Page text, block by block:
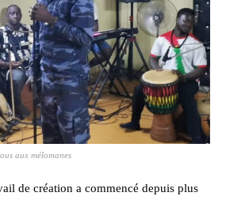
aux mélomanes
de création a commencé depuis plus